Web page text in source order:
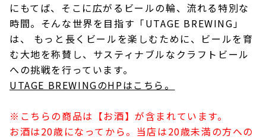
にもてば、そこに広がるビールの輪、流れる特別な
時間。そんな世界を目指す「UTAGE BREWING」
は、 もっと長くビールを楽しむために、ビールを育
む大地を称賛し、サスティナブルなクラフトビール
への挑戦を行っています。
UTAGE BREWINGのHPはこちら。
※こちらの商品は【お酒】が含まれています。
お酒は20歳になってから。当店は20歳未満の方への